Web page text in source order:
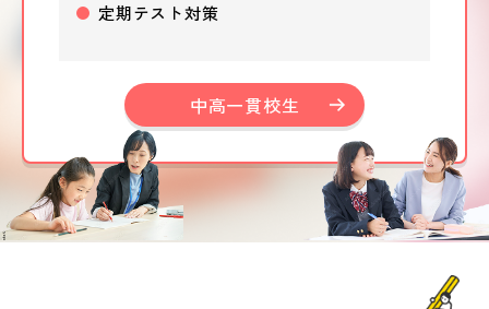
定期テスト対策
中高一貫校生